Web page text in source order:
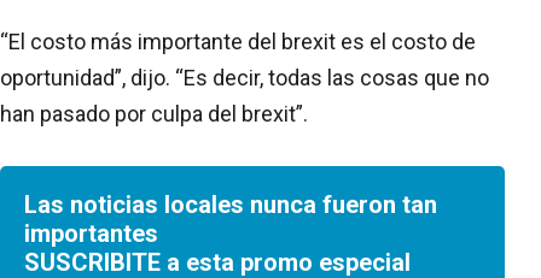
“El costo más importante del brexit es el costo de
oportunidad”, dijo. “Es decir, todas las cosas que no
han pasado por culpa del brexit”.
Las noticias locales nunca fueron tan
importantes
SUSCRIBITE a esta promo especial